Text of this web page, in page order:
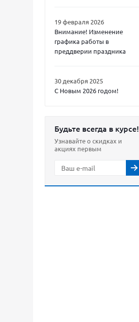
19 февраля 2026
Внимание! Изменение
графика работы в
преддверии праздника
30 декабря 2025
С Новым 2026 годом!
Будьте всегда в курсе!
Узнавайте о скидках и
акциях первым